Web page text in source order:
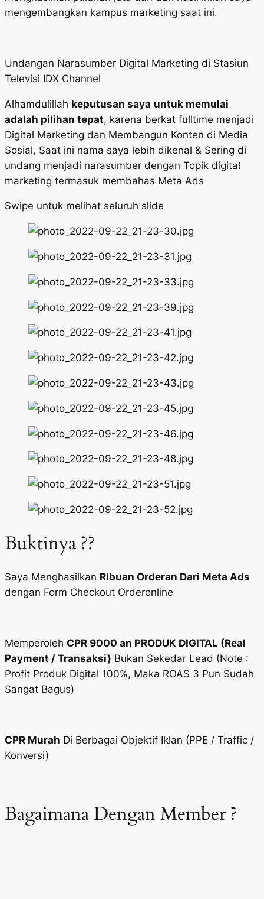
mengembangkan kampus marketing saat ini.
Undangan Narasumber Digital Marketing di Stasiun
Televisi IDX Channel
Alhamdulillah keputusan saya untuk memulai
adalah pilihan tepat, karena berkat fulltime menjadi
Digital Marketing dan Membangun Konten di Media
Sosial, Saat ini nama saya lebih dikenal & Sering di
undang menjadi narasumber dengan Topik digital
marketing termasuk membahas Meta Ads
Swipe untuk melihat seluruh slide
Buktinya ??
Saya Menghasilkan Ribuan Orderan Dari Meta Ads
dengan Form Checkout Orderonline
Memperoleh CPR 9000 an PRODUK DIGITAL (Real
Payment / Transaksi) Bukan Sekedar Lead (Note :
Profit Produk Digital 100%, Maka ROAS 3 Pun Sudah
Sangat Bagus)
CPR Murah Di Berbagai Objektif Iklan (PPE / Traffic /
Konversi)
Bagaimana Dengan Member ?